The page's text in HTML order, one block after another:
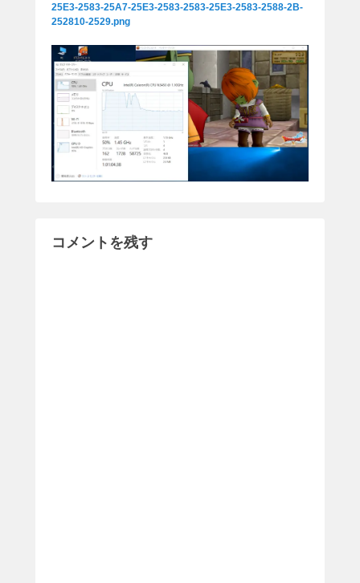
25E3-2583-25A7-25E3-2583-2583-25E3-2583-2588-2B-
252810-2529.png
コメントを残す